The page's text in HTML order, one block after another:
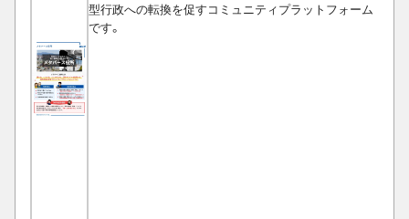
型行政への転換を促すコミュニティプラットフォーム
です。